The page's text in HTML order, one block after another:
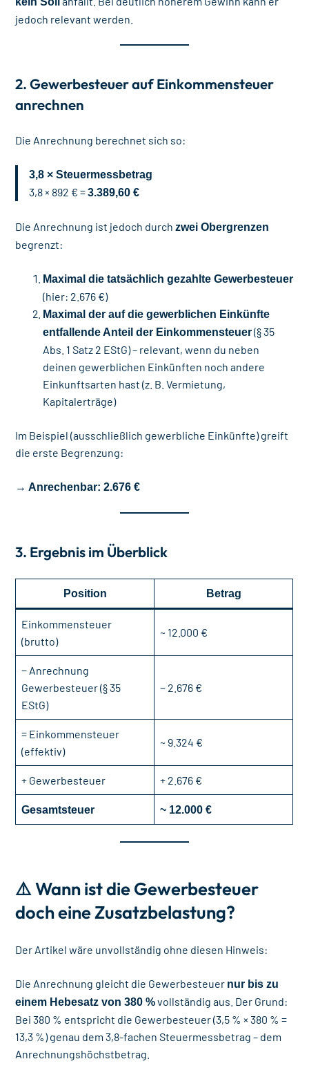
jedoch relevant werden.
2. Gewerbesteuer auf Einkommensteuer
anrechnen
Die Anrechnung berechnet sich so:
3,8 × Steuermessbetrag
3,8 × 892 € =3.389,60 €
Die Anrechnung ist jedoch durchzwei Obergrenzen
begrenzt:
Maximal die tatsächlich gezahlte Gewerbesteuer
(hier: 2.676 €)
Maximal der auf die gewerblichen Einkünfte
entfallende Anteil der Einkommensteuer(§ 35
Abs. 1 Satz 2 EStG) – relevant, wenn du neben
deinen gewerblichen Einkünften noch andere
Einkunftsarten hast (z. B. Vermietung,
Kapitalerträge)
Im Beispiel (ausschließlich gewerbliche Einkünfte) greift
die erste Begrenzung:
→Anrechenbar: 2.676 €
3. Ergebnis im Überblick
Position Betrag
Einkommensteuer
(brutto)
~ 12.000 €
− Anrechnung
Gewerbesteuer (§ 35
EStG)
− 2.676 €
= Einkommensteuer
(effektiv)
~ 9.324 €
+ Gewerbesteuer + 2.676 €
Gesamtsteuer ~ 12.000 €
⚠️ Wann ist die Gewerbesteuer
doch eine Zusatzbelastung?
Der Artikel wäre unvollständig ohne diesen Hinweis:
Die Anrechnung gleicht die Gewerbesteuer nur bis zu
einem Hebesatz von 380 %vollständig aus. Der Grund:
Bei 380 % entspricht die Gewerbesteuer (3,5 % × 380 % =
13,3 %) genau dem 3,8-fachen Steuermessbetrag – dem
Anrechnungshöchstbetrag.